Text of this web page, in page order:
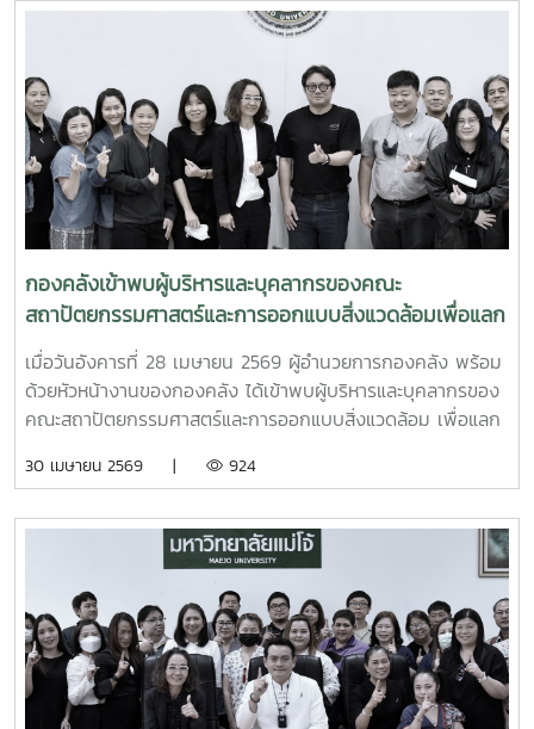
การแลกเปลี่ยนเรียนรู้และพัฒนาความเข้าใจด้านการเงิน การ
คลัง และการพัสดุแก่ผู้บริหารและผู้ปฏิบัติงานที่เกี่ยวข้อง
กองคลังเข้าพบผู้บริหารและบุคลากรของคณะ
สถาปัตยกรรมศาสตร์และการออกแบบสิ่งแวดล้อมเพื่อแลก
เปลี่ยนเรียนรู้ด้านการเงิน การคลังและการพัสดุ
เมื่อวันอังคารที่ 28 เมษายน 2569 ผู้อำนวยการกองคลัง พร้อม
ด้วยหัวหน้างานของกองคลัง ได้เข้าพบผู้บริหารและบุคลากรของ
คณะสถาปัตยกรรมศาสตร์และการออกแบบสิ่งแวดล้อม เพื่อแลก
การพัสดุ ทั้งนี้ การเข้าพบหน่วยงานต่าง ๆ เป็นกิจกรรมภายใต้
เรียนรู้และพัฒนาความเข้าใจด้านการเงิน การคลัง และการพัสดุ
แก่ผู้บริหารและผู้ปฏิบัติงานที่เกี่ยวข้อง
30 เมษายน 2569 | 924